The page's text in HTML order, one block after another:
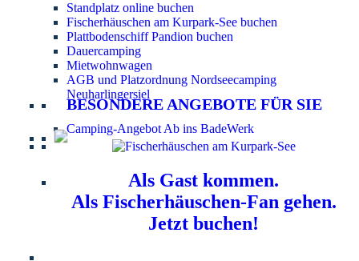
Standplatz online buchen
Fischerhäuschen am Kurpark-See buchen
Plattbodenschiff Pandion buchen
Dauercamping
Mietwohnwagen
AGB und Platzordnung Nordseecamping
Neuharlingersiel
BESONDERE ANGEBOTE FÜR SIE
Camping-Angebot Ab ins BadeWerk
Als Gast kommen.
Als Fischerhäuschen-Fan gehen.
Jetzt buchen!